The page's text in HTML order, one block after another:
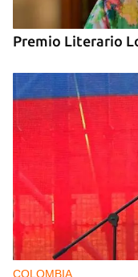
Premio Literario
COLOMBIA